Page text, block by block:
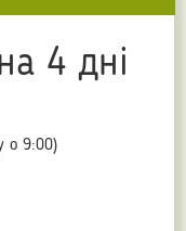
4 дні
о 9:00)